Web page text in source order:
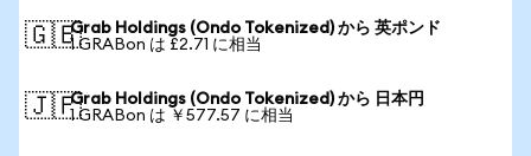
🇬🇧Grab Holdings (Ondo Tokenized) から 英ポンド
1 GRABon は £2.71 に相当
🇯🇵Grab Holdings (Ondo Tokenized) から 日本円
1 GRABon は ￥577.57 に相当